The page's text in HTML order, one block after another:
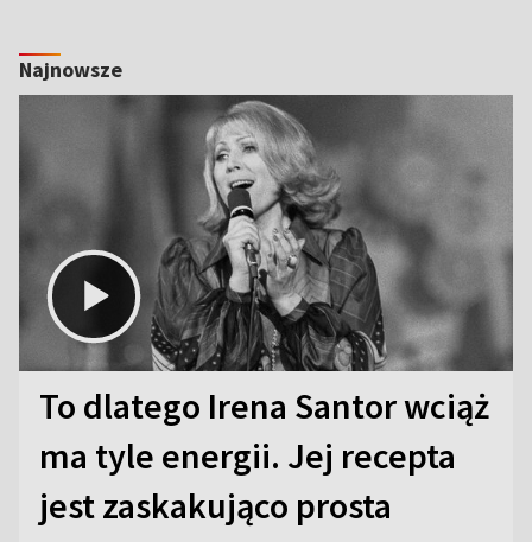
Najnowsze
To dlatego Irena Santor wciąż
ma tyle energii. Jej recepta
jest zaskakująco prosta